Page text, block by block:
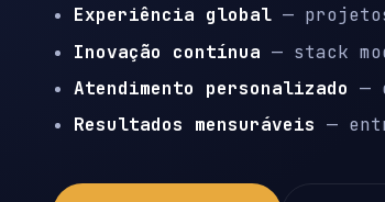
Experiência global —
Inovação contínua — stack
Atendimento personalizado —
Resultados mensuráveis —